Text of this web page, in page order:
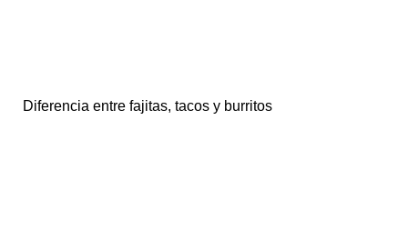
Diferencia entre fajitas, tacos y burritos